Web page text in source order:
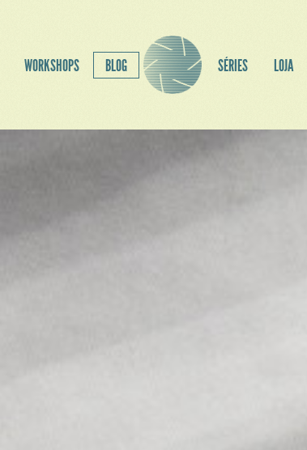
WORKSHOPS BLOG SÉRIES LOJA